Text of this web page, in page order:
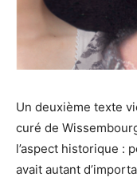
Un deuxième texte
curé de
l’aspect historique :
avait autant